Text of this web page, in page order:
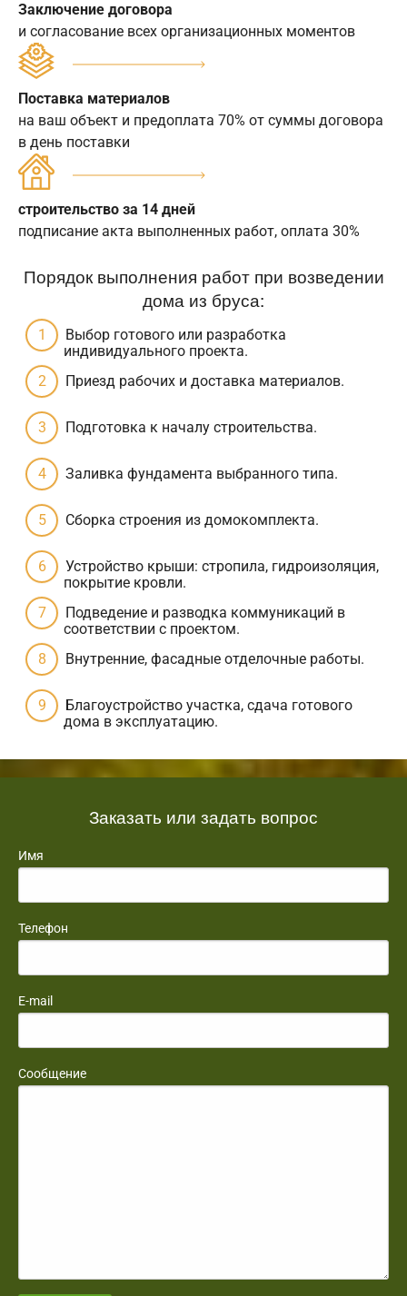
Заключение договора
и согласование всех организационных моментов
Поставка материалов
на ваш объект и предоплата 70% от суммы договора
в день поставки
строительство за 14 дней
подписание акта выполненных работ, оплата 30%
Порядок выполнения работ при возведении
дома из бруса:
Выбор готового или разработка
индивидуального проекта.
Приезд рабочих и доставка материалов.
Подготовка к началу строительства.
Заливка фундамента выбранного типа.
Сборка строения из домокомплекта.
Устройство крыши: стропила, гидроизоляция,
покрытие кровли.
Подведение и разводка коммуникаций в
соответствии с проектом.
Внутренние, фасадные отделочные работы.
Благоустройство участка, сдача готового
дома в эксплуатацию.
Заказать или задать вопрос
Имя
Телефон
E-mail
Сообщение